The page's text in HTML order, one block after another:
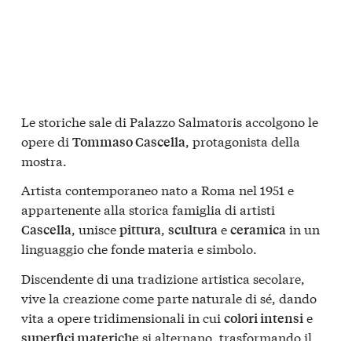
Le storiche sale di Palazzo Salmatoris accolgono le
opere di Tommaso Cascella, protagonista della
mostra.
Artista contemporaneo nato a Roma nel 1951 e
appartenente alla storica famiglia di artisti
Cascella, uniscepittura, sculturaeceramicain un
linguaggio che fonde materia e simbolo.
Discendente di una tradizione artistica secolare,
vive la creazione come parte naturale di sé, dando
vita a opere tridimensionali in cui colori intensie
si alternano, trasformando il